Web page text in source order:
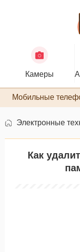
Камеры
Мобильные
Электронные
Как